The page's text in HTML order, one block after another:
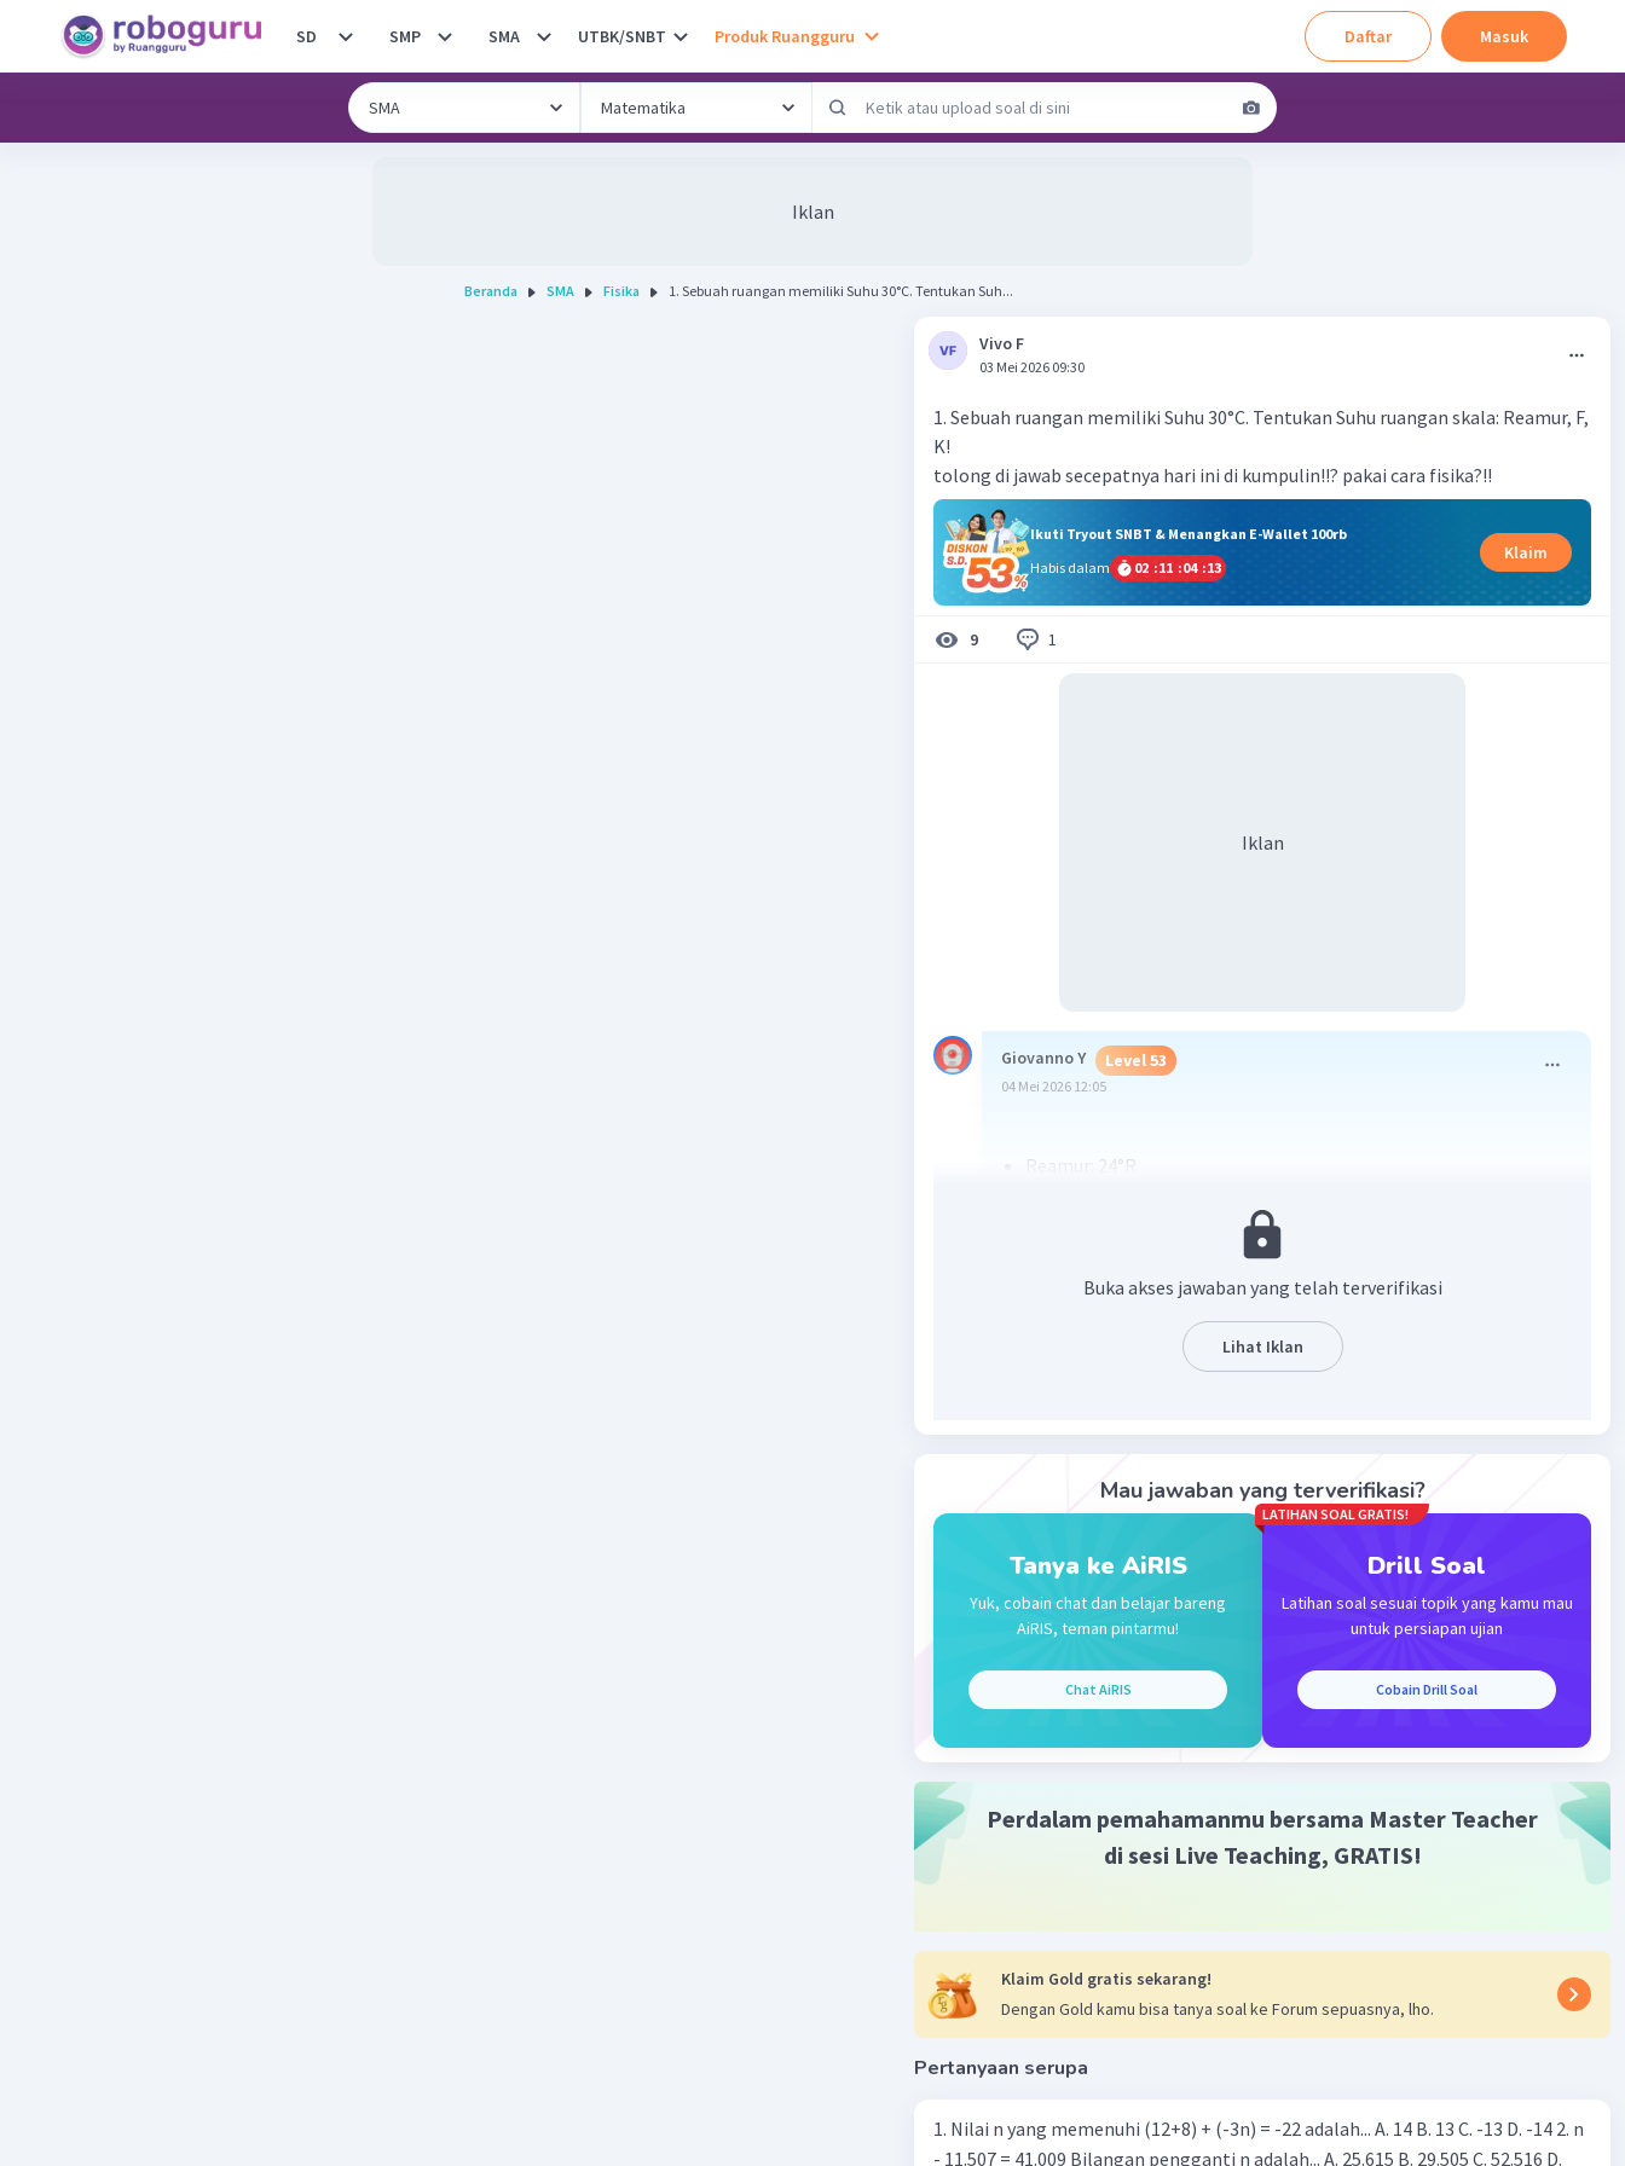
SD SMP SMA UTBK/SNBT Produk Ruangguru Daftar Masuk
Iklan
Beranda SMA Fisika 1. Sebuah ruangan memiliki Suhu 30°C. Tentukan Suh...
Vivo F
03 Mei 2026 09:30
1. Sebuah ruangan memiliki Suhu 30°C. Tentukan Suhu ruangan skala: Reamur, F,
K!
tolong di jawab secepatnya hari ini di kumpulin!!? pakai cara fisika?!!
Ikuti Tryout SNBT & Menangkan E-Wallet 100rb
Habis dalam
02 :11 :04 :13
Klaim
9 1
Iklan
Giovanno Y Level 53
04 Mei 2026 12:05
Reamur: 24°R
Buka akses jawaban yang telah terverifikasi
Lihat Iklan
Mau jawaban yang terverifikasi?
Tanya ke AiRIS
Yuk, cobain chat dan belajar bareng
AiRIS, teman pintarmu!
Chat AiRIS
LATIHAN SOAL GRATIS!
Drill Soal
Latihan soal sesuai topik yang kamu mau
untuk persiapan ujian
Cobain Drill Soal
Perdalam pemahamanmu bersama Master Teacher
di sesi Live Teaching, GRATIS!
Klaim Gold gratis sekarang!
Dengan Gold kamu bisa tanya soal ke Forum sepuasnya, lho.
Pertanyaan serupa
1. Nilai n yang memenuhi (12+8) + (-3n) = -22 adalah... A. 14 B. 13 C. -13 D. -14 2. n
- 11.507 = 41.009 Bilangan pengganti n adalah... A. 25.615 B. 29.505 C. 52.516 D.